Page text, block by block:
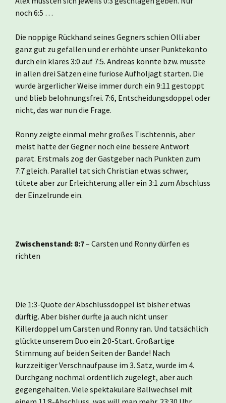
noch 6:5 …
Die noppige Rückhand seines Gegners schien Olli aber
ganz gut zu gefallen und er erhöhte unser Punktekonto
durch ein klares 3:0 auf 7:5. Andreas konnte bzw. musste
in allen drei Sätzen eine furiose Aufholjagt starten. Die
wurde ärgerlicher Weise immer durch ein 9:11 gestoppt
und blieb belohnungsfrei. 7:6, Entscheidungsdoppel oder
nicht, das war nun die Frage.
Ronny zeigte einmal mehr großes Tischtennis, aber
meist hatte der Gegner noch eine bessere Antwort
parat. Erstmals zog der Gastgeber nach Punkten zum
7:7 gleich. Parallel tat sich Christian etwas schwer,
tütete aber zur Erleichterung aller ein 3:1 zum Abschluss
der Einzelrunde ein.
Zwischenstand: 8:7– Carsten und Ronny dürfen es
richten
Die 1:3-Quote der Abschlussdoppel ist bisher etwas
dürftig. Aber bisher durfte ja auch nicht unser
Killerdoppel um Carsten und Ronny ran. Und tatsächlich
glückte unserem Duo ein 2:0-Start. Großartige
Stimmung auf beiden Seiten der Bande! Nach
kurzzeitiger Verschnaufpause im 3. Satz, wurde im 4.
Durchgang nochmal ordentlich zugelegt, aber auch
gegengehalten. Viele spektakuläre Ballwechsel mit